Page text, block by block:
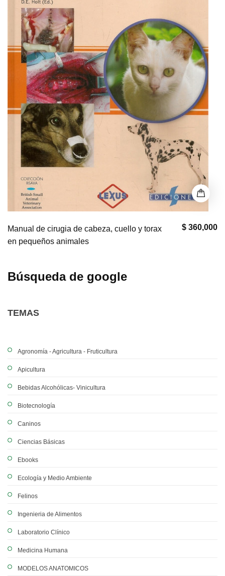
TEMAS
Agronomía - Agricultura - Fruticultura
Apicultura
Bebidas Alcohólicas- Vinicultura
Biotecnología
Caninos
Ciencias Básicas
Ebooks
Ecología y Medio Ambiente
Felinos
Ingenieria de Alimentos
Laboratorio Clínico
Medicina Humana
MODELOS ANATOMICOS
$ 360,000
Manual de cirugia de cabeza, cuello y torax
en pequeños animales
Búsqueda de google